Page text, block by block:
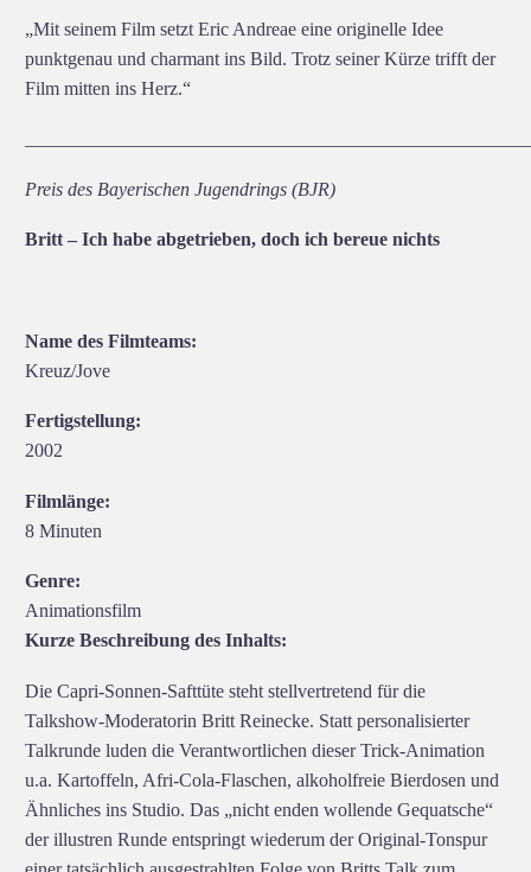
„Mit seinem Film setzt Eric Andreae eine originelle Idee
punktgenau und charmant ins Bild. Trotz seiner Kürze trifft der
Film mitten ins Herz.“
Preis des Bayerischen Jugendrings (BJR)
Britt – Ich habe abgetrieben, doch ich bereue nichts
Name des Filmteams:
Kreuz/Jove
Fertigstellung:
2002
Filmlänge:
8 Minuten
Genre:
Animationsfilm
Kurze Beschreibung des Inhalts:
Die Capri-Sonnen-Safttüte steht stellvertretend für die
Talkshow-Moderatorin Britt Reinecke. Statt personalisierter
Talkrunde luden die Verantwortlichen dieser Trick-Animation
u.a. Kartoffeln, Afri-Cola-Flaschen, alkoholfreie Bierdosen und
Ähnliches ins Studio. Das „nicht enden wollende Gequatsche“
der illustren Runde entspringt wiederum der Original-Tonspur